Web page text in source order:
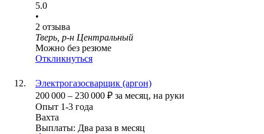
5.0
•
2 отзыва
Тверь, р-н Центральный
Можно без резюме
Откликнуться
Электрогазосварщик (аргон)
200 000 – 230 000 ₽ за месяц, на руки
Опыт 1-3 года
Вахта
Выплаты: Два раза в месяц